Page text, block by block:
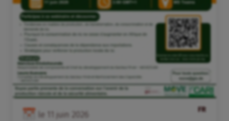
FR
le juin